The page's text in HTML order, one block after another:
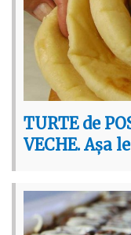
TURTE de
VECHE. Așa